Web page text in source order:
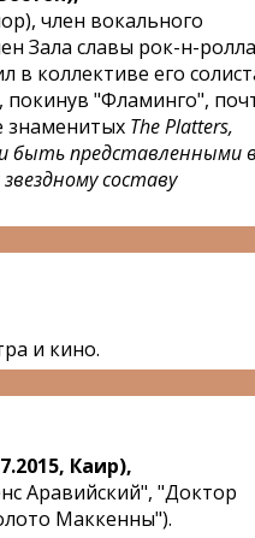
член вокального
Зала славы рок-н-
в коллективе его
"Фламинго",
знаменитых The Platters,
быть представленными
составу
и кино.
Каир),
Аравийский", "Доктор
Маккенны").